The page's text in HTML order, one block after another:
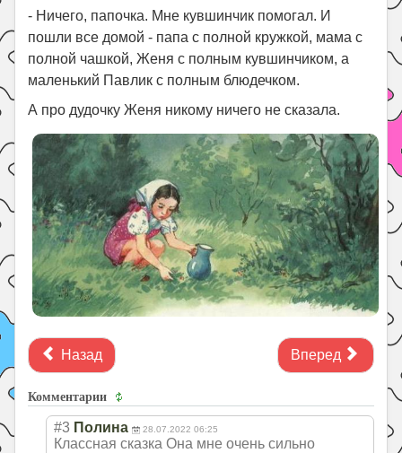
- Ничего, папочка. Мне кувшинчик помогал. И
пошли все домой - папа с полной кружкой, мама с
полной чашкой, Женя с полным кувшинчиком, а
маленький Павлик с полным блюдечком.
А про дудочку Женя никому ничего не сказала.
Назад Вперед
Комментарии
#3 Полина 28.07.2022 06:25
Классная сказка Она мне очень сильно